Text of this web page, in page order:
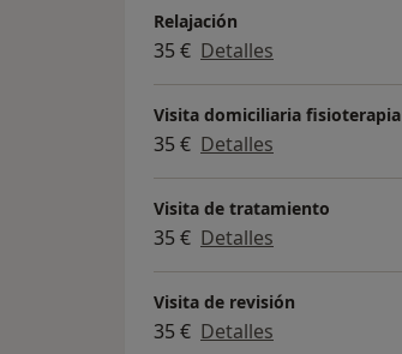
Relajación
35 € Detalles
Visita domiciliaria fisioterapia
35 € Detalles
Visita de tratamiento
35 € Detalles
Visita de revisión
35 € Detalles